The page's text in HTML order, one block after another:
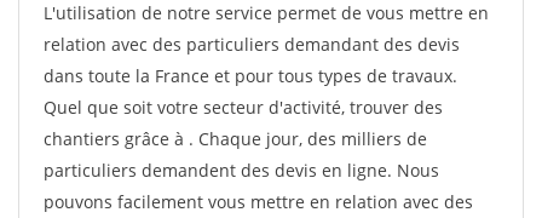
L'utilisation de notre service permet de vous mettre en
relation avec des particuliers demandant des devis
dans toute la France et pour tous types de travaux.
Quel que soit votre secteur d'activité, trouver des
chantiers grâce à . Chaque jour, des milliers de
particuliers demandent des devis en ligne. Nous
pouvons facilement vous mettre en relation avec des